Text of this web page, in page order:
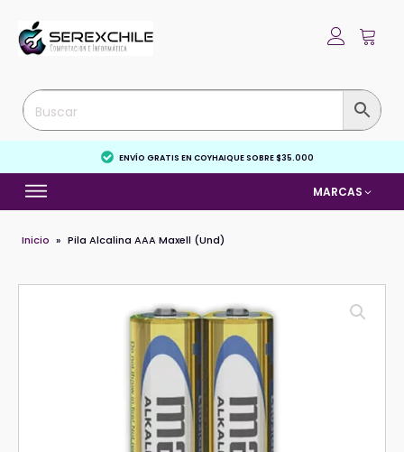
ENVÍO GRATIS EN COYHAIQUE SOBRE $35.000
MARCAS
Inicio » Pila Alcalina AAA Maxell (Und)